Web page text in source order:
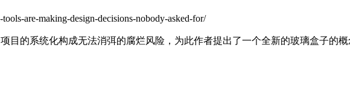
are-making-design-decisions-nobody-asked-for/
的系统化构成无法消弭的腐烂风险，为此作者提出了一个全新的玻璃盒子的概